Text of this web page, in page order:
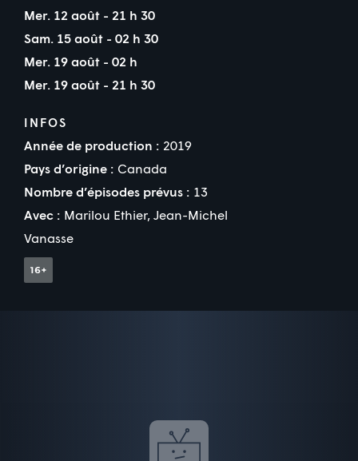
Mer. 12 août - 21 h 30
Sam. 15 août - 02 h 30
Mer. 19 août - 02 h
Mer. 19 août - 21 h 30
INFOS
Année de production : 2019
Pays d’origine : Canada
Nombre d’épisodes prévus : 13
Avec : Marilou Ethier, Jean-Michel
Vanasse